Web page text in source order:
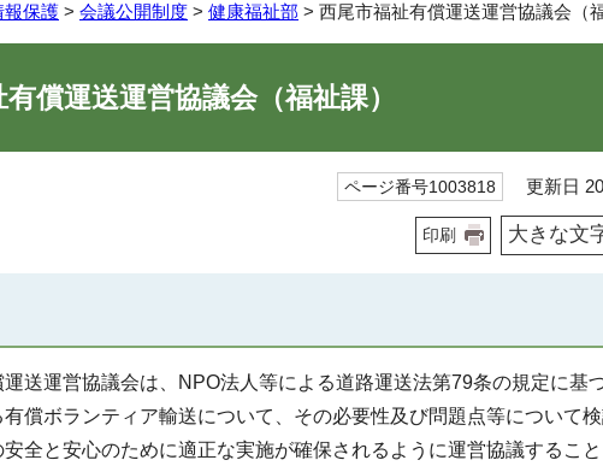
報保護 > 会議公開制度 > 健康福祉部 > 西尾市福祉有償運送運営協議会（
償運送運営協議会（福祉課）
ページ番号1003818 更新日
印刷 大きな文
送運営協議会は、NPO法人等による道路運送法第79条の規定に基
償ボランティア輸送について、その必要性及び問題点等について
安全と安心のために適正な実施が確保されるように運営協議するこ